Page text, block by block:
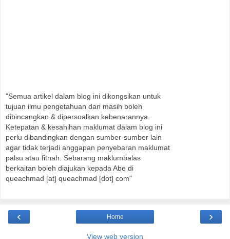
"Semua artikel dalam blog ini dikongsikan untuk
tujuan ilmu pengetahuan dan masih boleh
dibincangkan & dipersoalkan kebenarannya.
Ketepatan & kesahihan maklumat dalam blog ini
perlu dibandingkan dengan sumber-sumber lain
agar tidak terjadi anggapan penyebaran maklumat
palsu atau fitnah. Sebarang maklumbalas
berkaitan boleh diajukan kepada Abe di
queachmad [at] queachmad [dot] com"
‹ ›
Home
View web version